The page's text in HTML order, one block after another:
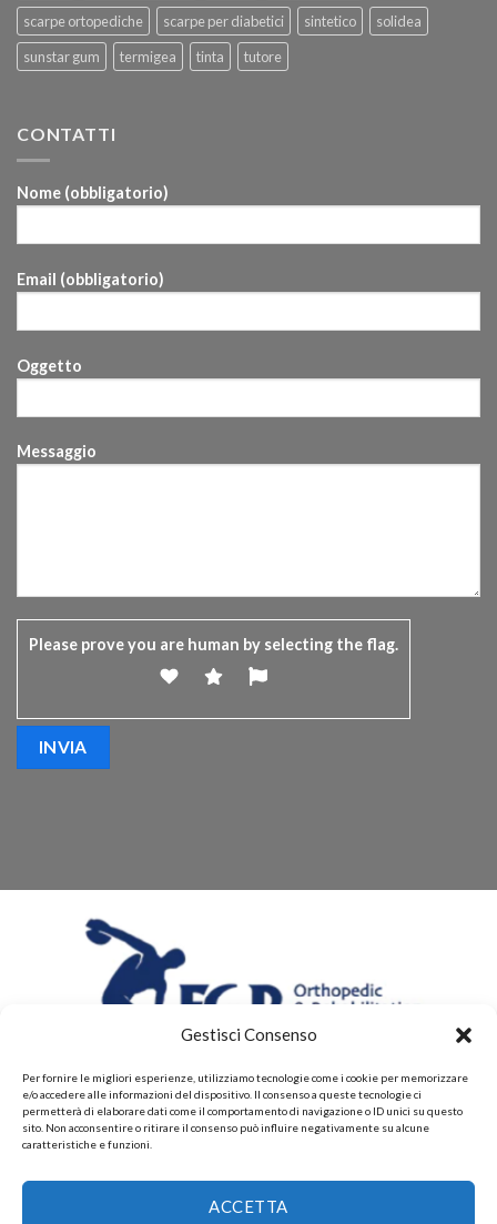
Gestisci Consenso
Per fornire le migliori esperienze, utilizziamo tecnologie come i cookie per memorizzare
e/o accedere alle informazioni del dispositivo. Il consenso a queste tecnologie ci
permetterà di elaborare dati come il comportamento di navigazione o ID unici su questo
sito. Non acconsentire o ritirare il consenso può influire negativamente su alcune
caratteristiche e funzioni.
ACCETTA
scarpe ortopediche
scarpe per diabetici sintetico
solidea
sunstar gum
termigea tinta tutore
CONTATTI
Nome (obbligatorio)
Email (obbligatorio)
Oggetto
Messaggio
Please prove you are human by selecting the flag.
POLITICHE DI RESI E DI RIMBORSI